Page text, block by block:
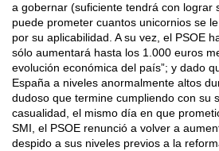
a gobernar (suficiente tendrá con lograr
puede prometer cuantos unicornios se
por su aplicabilidad. A su vez, el PSOE
sólo aumentará hasta los 1.000 euros
evolución económica del país”; y dado
España a niveles anormalmente altos
dudoso que termine cumpliendo con su
casualidad, el mismo día en que
SMI, el PSOE renunció a volver a
despido a sus niveles previos a la